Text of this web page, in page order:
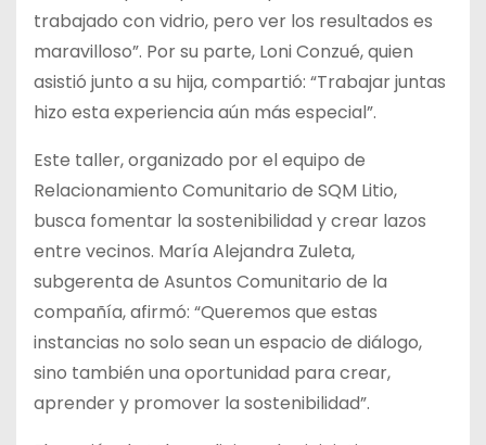
trabajado con vidrio, pero ver los resultados es
maravilloso”. Por su parte, Loni Conzué, quien
asistió junto a su hija, compartió: “Trabajar juntas
hizo esta experiencia aún más especial”.
Este taller, organizado por el equipo de
Relacionamiento Comunitario de SQM Litio,
busca fomentar la sostenibilidad y crear lazos
entre vecinos. María Alejandra Zuleta,
subgerenta de Asuntos Comunitario de la
compañía, afirmó: “Queremos que estas
instancias no solo sean un espacio de diálogo,
sino también una oportunidad para crear,
aprender y promover la sostenibilidad”.